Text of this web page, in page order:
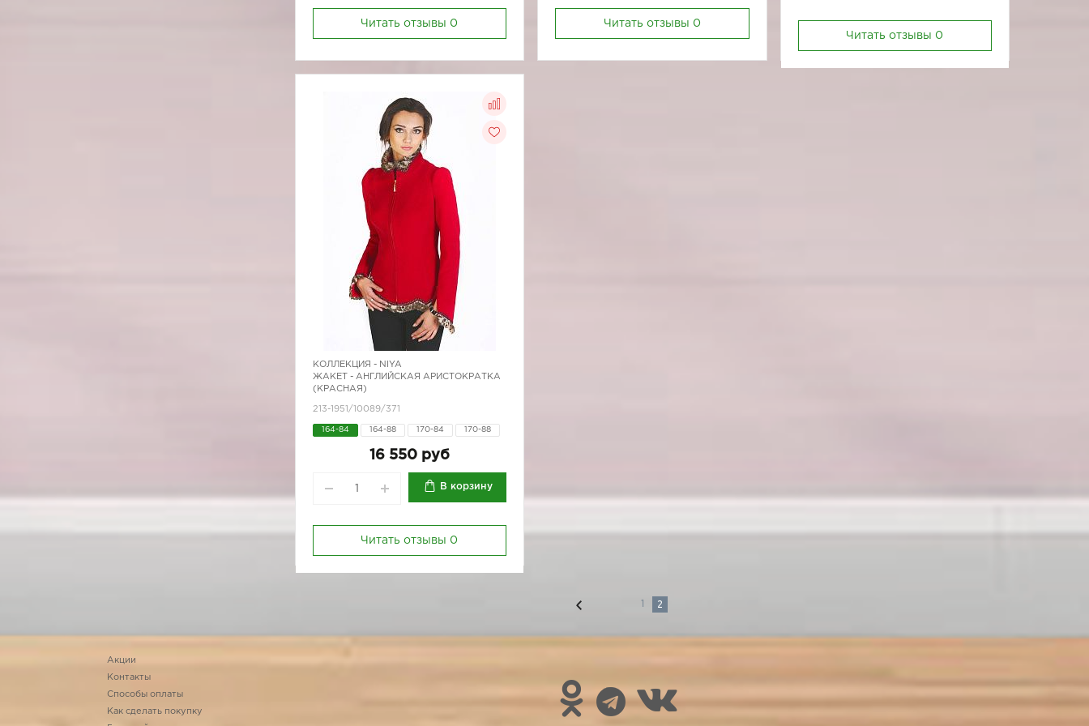
Читать отзывы 0 Читать отзывы 0
Читать отзывы 0
КОЛЛЕКЦИЯ - NIYA
ЖАКЕТ - АНГЛИЙСКАЯ АРИСТОКРАТКА
(КРАСНАЯ)
213-1951/10089/371
164-84 164-88 170-84 170-88
16 550 руб
В корзину
Читать отзывы 0
2
Акции
Контакты
Способы оплаты
Как сделать покупку